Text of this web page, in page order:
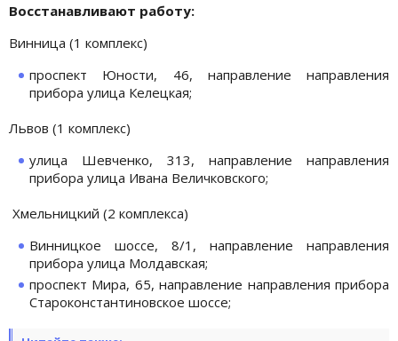
Восстанавливают работу:
Винница (1 комплекс)
проспект Юности, 46, направление направления
прибора улица Келецкая;
Львов (1 комплекс)
улица Шевченко, 313, направление направления
прибора улица Ивана Величковского;
Хмельницкий (2 комплекса)
Винницкое шоссе, 8/1, направление направления
прибора улица Молдавская;
проспект Мира, 65, направление направления прибора
Староконстантиновское шоссе;